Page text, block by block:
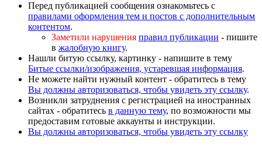
Перед публикацией сообщения ознакомьтесь с
правилами оформления тем и постов с дополнительным
контентом.
Заметили нарушения правил публикации - пишите
в жалобную книгу.
Нашли битую ссылку, картинку - напишите в тему
Битые ссылки/изображения, устаревшая информация.
Не можете найти нужный контент - обратитесь в тему
Вы должны авторизоваться, чтобы увидеть эту ссылку.
Возникли затруднения с регистрацией на иностранных
сайтах - обратитесь в данную тему, по возможности мы
предоставим готовые аккаунты и инструкции.
Вы должны авторизоваться, чтобы увидеть эту ссылку